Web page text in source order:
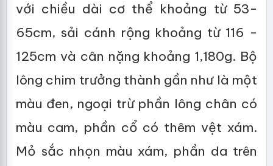
với chiều dài cơ thể khoảng từ 53-
65cm, sải cánh rộng khoảng từ 116 -
125cm và cân nặng khoảng 1,180g. Bộ
lông chim trưởng thành gần như là một
màu đen, ngoại trừ phần lông chân có
màu cam, phần cổ có thêm vệt xám.
Mỏ sắc nhọn màu xám, phần da trên